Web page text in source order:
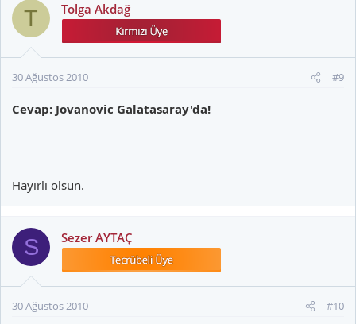
T Tolga Akdağ
30 Ağustos 2010 #9
Cevap: Jovanovic Galatasaray'da!
Hayırlı olsun.
S Sezer AYTAÇ
30 Ağustos 2010 #10